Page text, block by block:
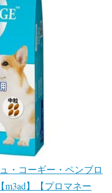
コーギー・ペンブロ
m3ad】【プロマネー